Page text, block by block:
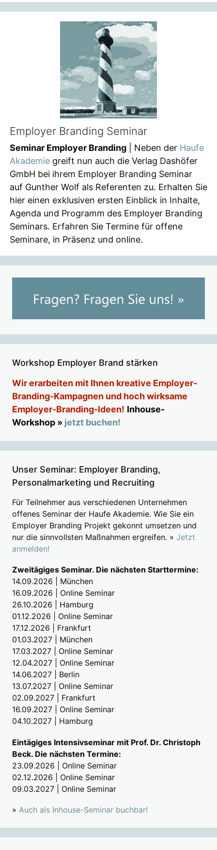
Employer Branding Seminar
Seminar Employer Branding | Neben der Haufe
Akademie greift nun auch die Verlag Dashöfer
GmbH bei ihrem Employer Branding Seminar
auf Gunther Wolf als Referenten zu. Erhalten Sie
hier einen exklusiven ersten Einblick in Inhalte,
Agenda und Programm des Employer Branding
Seminars. Erfahren Sie Termine für offene
Seminare, in Präsenz und online.
Workshop Employer Brand stärken
Wir erarbeiten mit Ihnen kreative Employer-
Branding-Kampagnen und hoch wirksame
Employer-Branding-Ideen! Inhouse-
Workshop » jetzt buchen!
Unser Seminar: Employer Branding,
Personalmarketing und Recruiting
Für Teilnehmer aus verschiedenen Unternehmen
offenes Seminar der Haufe Akademie. Wie Sie ein
Employer Branding Projekt gekonnt umsetzen und
nur die sinnvollsten Maßnahmen ergreifen. » Jetzt
anmelden!
Zweitägiges Seminar. Die nächsten Starttermine:
14.09.2026 | München
16.09.2026 | Online Seminar
26.10.2026 | Hamburg
01.12.2026 | Online Seminar
17.12.2026 | Frankfurt
01.03.2027 | München
17.03.2027 | Online Seminar
12.04.2027 | Online Seminar
14.06.2027 | Berlin
13.07.2027 | Online Seminar
02.09.2027 | Frankfurt
16.09.2027 | Online Seminar
04.10.2027 | Hamburg
Eintägiges Intensivseminar mit Prof. Dr. Christoph
Beck. Die nächsten Termine:
23.09.2026 | Online Seminar
02.12.2026 | Online Seminar
09.03.2027 | Online Seminar
» Auch als Inhouse-Seminar buchbar!